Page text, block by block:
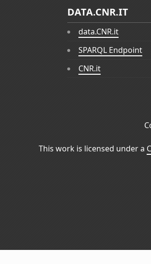
DATA.CNR.IT
data.CNR.it
SPARQL Endpoint
CNR.it
This work is licensed under a